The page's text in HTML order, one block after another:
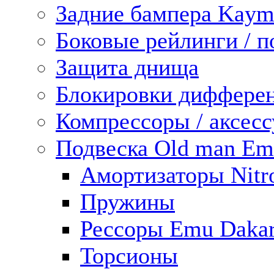
Задние бампера
Боковые рейлинги /
Защита днища
Блокировки
Компрессоры /
Подвеска Old man
Амортизаторы
Пружины
Рессоры Emu
Торсионы